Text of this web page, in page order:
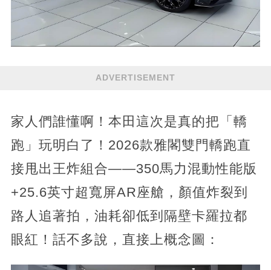
ADVERTISEMENT
家人們誰懂啊！本田這次是真的把「轎
跑」玩明白了！2026款雅閣雙門轎跑直
接甩出王炸組合——350馬力混動性能版
+25.6英寸超寬屏AR座艙，顏值炸裂到
路人追著拍，油耗卻低到隔壁卡羅拉都
眼紅！話不多說，直接上概念圖：